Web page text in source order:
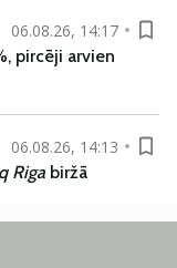
06.08.26, 14:17
pircēji arvien
06.08.26, 14:13
Riga biržā